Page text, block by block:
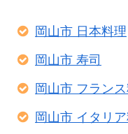
岡山市 日本料理
岡山市 寿司
岡山市 フラン
岡山市 イタリ